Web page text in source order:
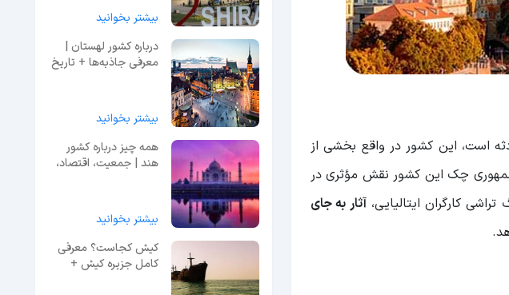
است، این کشور در واقع بخشی از
چک این کشور نقش مؤثری در
کارگران ایتالیایی،آثار به جای
بیشتر بخوانید
درباره کشور لهستان |
معرفی جاذبه‌ها + تاریخ
بیشتر بخوانید
همه چیز درباره کشور
هند | جمعیت، اقتصاد،
بیشتر بخوانید
کیش کجاست؟ معرفی
کامل جزیره کیش +